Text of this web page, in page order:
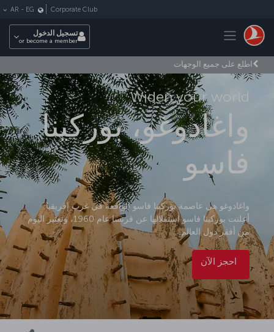
Toggle navigation
Corporate Club
AR - EG
تسجيل الدخول
or become a member
اطلع على جميع الوجهات
Widen your world
واغادوغو، بوركينا
فاسو
واغادوغو هي عاصمة بوركينا فاسو الواقعة في غرب إفريقيا.
أعلنت بوركينا فاسو استقلالها عن فرنسا عام 1960، وتعتبر اليوم
من أفقر دول العالم.
احجز الآن